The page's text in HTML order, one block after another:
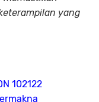
yang
102122